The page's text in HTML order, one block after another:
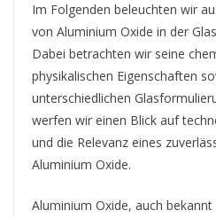
Im Folgenden beleuchten wir
von Aluminium Oxide in der
Dabei betrachten wir seine
physikalischen Eigenschaften
unterschiedlichen
werfen wir einen Blick auf
und die Relevanz eines
Aluminium Oxide.
Aluminium Oxide, auch bekannt